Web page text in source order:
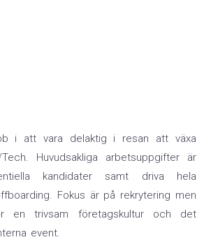
i att vara delaktig i resan att växa
Huvudsakliga arbetsuppgifter är
kandidater samt driva hela
Fokus är på rekrytering men
en trivsam företagskultur och det
event.